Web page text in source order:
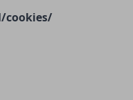
cookies/